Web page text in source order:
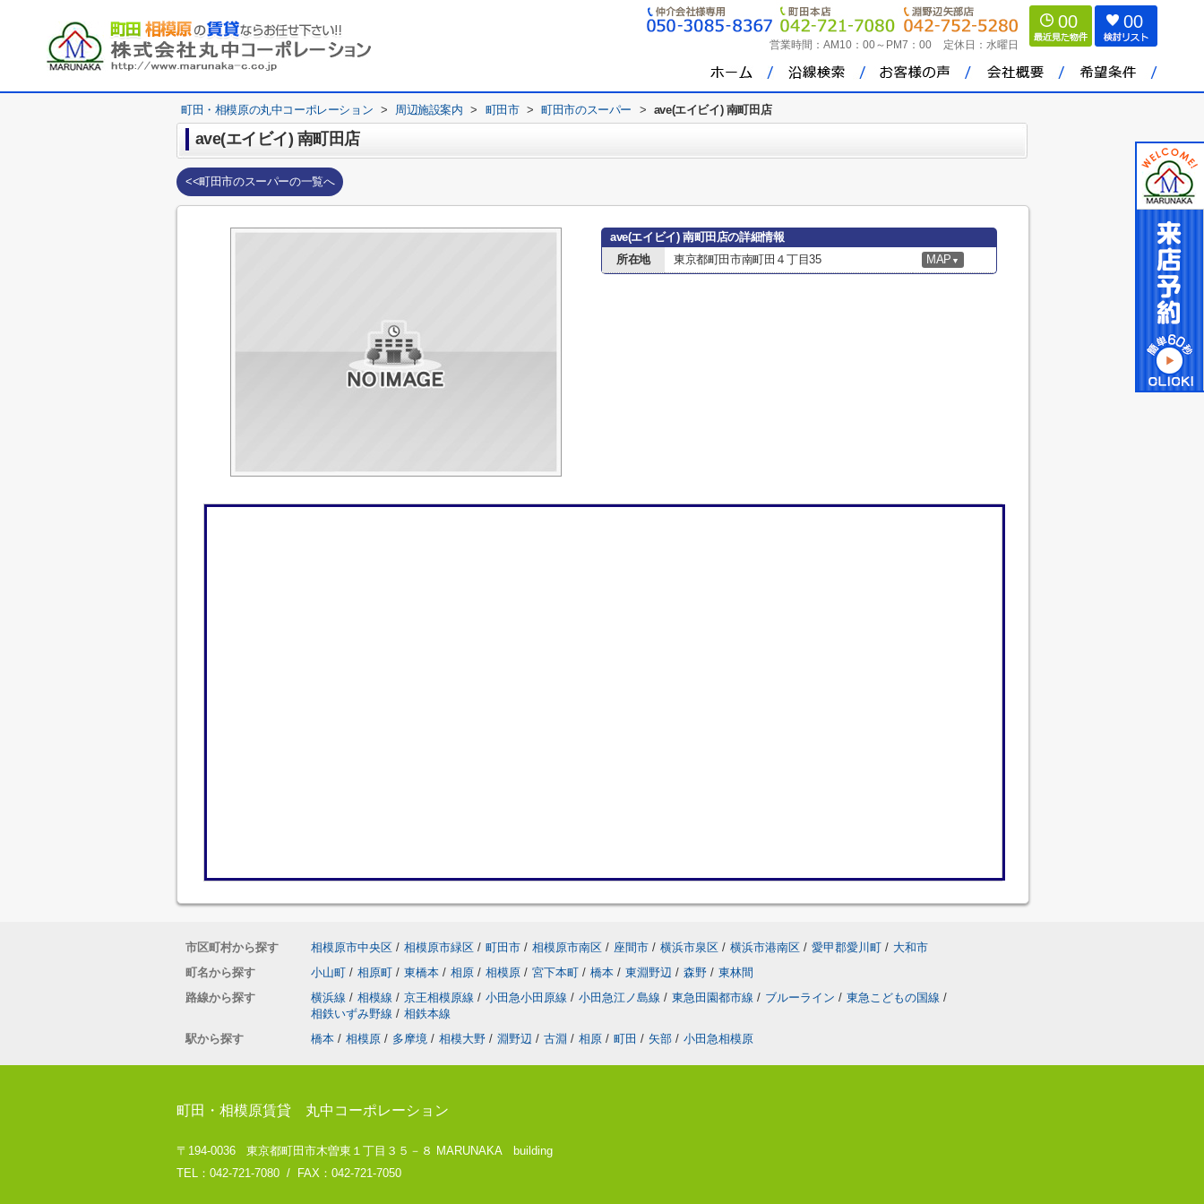
営業時間： AM10：00～PM7：00 定休日： 水曜日
00 00
町田・相模原の丸中コーポレーション > 周辺施設案内 > 町田市 > 町田市のスーパー > ave(エイビイ) 南町田店
ave(エイビイ) 南町田店
<<町田市のスーパーの一覧へ
ave(エイビイ) 南町田店の詳細情報
所在地
東京都町田市南町田４丁目35 MAP ▼
市区町村から探す 相模原市中央区 / 相模原市緑区 / 町田市 / 相模原市南区 / 座間市 / 横浜市泉区 / 横浜市港南区 / 愛甲郡愛川町 / 大和市
町名から探す
小山町 / 相原町 / 東橋本 / 相原 / 相模原 / 宮下本町 / 橋本 / 東淵野辺 / 森野 / 東林間
路線から探す
横浜線 / 相模線 / 京王相模原線 / 小田急小田原線 / 小田急江ノ島線 / 東急田園都市線 / ブルーライン / 東急こどもの国線 /
相鉄いずみ野線 / 相鉄本線
駅から探す
橋本 / 相模原 / 多摩境 / 相模大野 / 淵野辺 / 古淵 / 相原 / 町田 / 矢部 / 小田急相模原
町田・相模原賃貸 丸中コーポレーション
〒194-0036 東京都町田市木曽東１丁目３５－８ MARUNAKA building
TEL：042-721-7080 / FAX：042-721-7050